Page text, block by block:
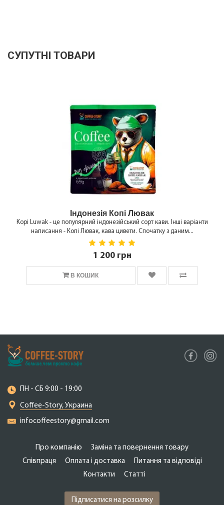
СУПУТНІ ТОВАРИ
Індонезія Копі Лювак
Kopi Luwak - це популярний індонезійський сорт кави. Інші варіанти
написання - Копі Лювак, кава цивети. Спочатку з даним...
1 200 грн
В КОШИК
ПН - СБ 9:00 - 19:00
Coffee-Story, Украина
infocoffeestory@gmail.com
Про компанію
Заміна та повернення товару
Співпраця
Оплата і доставка
Питання та відповіді
Контакти
Cтатті
Підписатися на розсилку